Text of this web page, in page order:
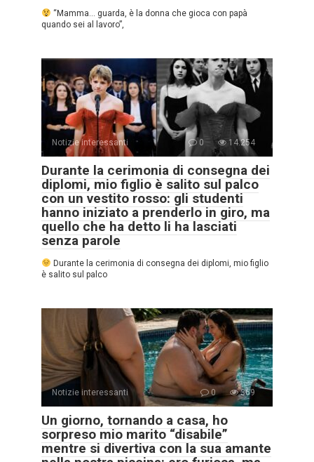
“Mamma… guarda, è la donna che gioca con papà
quando sei al lavoro”,
Notizie interessanti 0 14.254
Durante la cerimonia di consegna dei
diplomi, mio figlio è salito sul palco
con un vestito rosso: gli studenti
hanno iniziato a prenderlo in giro, ma
quello che ha detto li ha lasciati
senza parole
Durante la cerimonia di consegna dei diplomi, mio figlio
è salito sul palco
Notizie interessanti 0 369
Un giorno, tornando a casa, ho
sorpreso mio marito “disabile”
mentre si divertiva con la sua amante